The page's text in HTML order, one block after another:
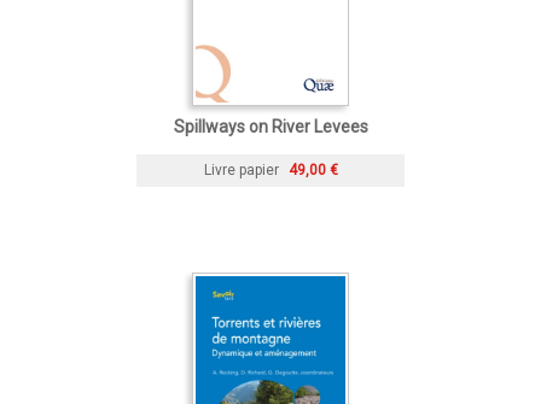
Spillways on River Levees
Livre papier 49,00 €